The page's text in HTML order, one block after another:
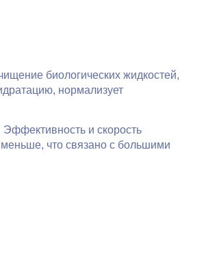
биологических жидкостей,
нормализует
Эффективность и скорость
что связано с большими